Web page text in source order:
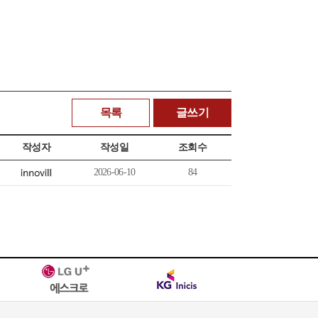
목록 글쓰기
작성자 작성일 조회수
2026-06-10 84